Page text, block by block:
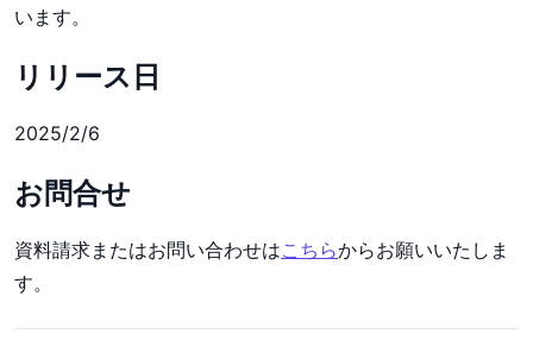
います。
リリース日
2025/2/6
お問合せ
資料請求またはお問い合わせはこちらからお願いいたしま
す。